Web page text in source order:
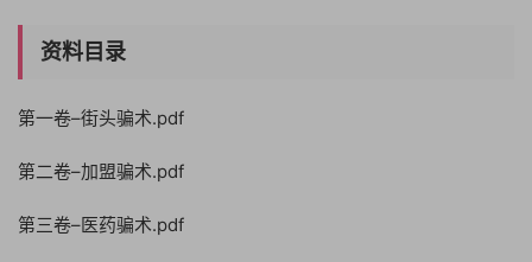
资料目录
第一卷–街头骗术.pdf
第二卷–加盟骗术.pdf
第三卷–医药骗术.pdf